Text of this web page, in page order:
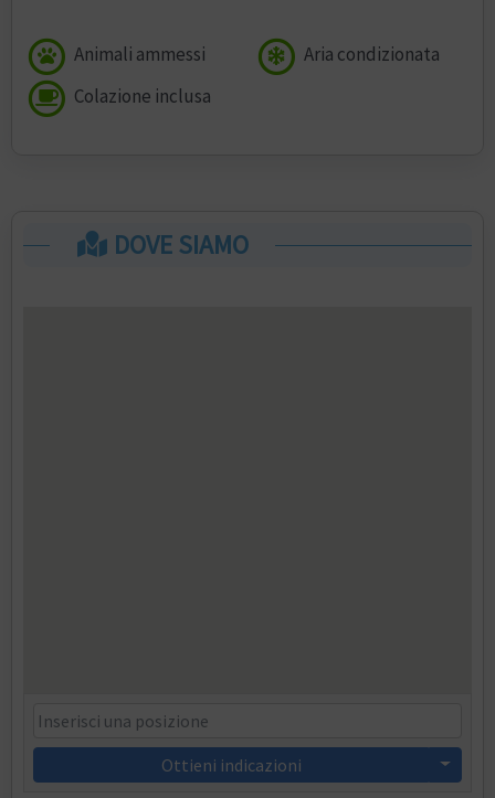
Animali ammessi
Aria condizionata
Colazione inclusa
DOVE SIAMO
Ottieni indicazioni